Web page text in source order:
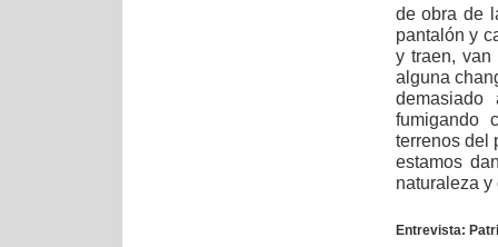
de obra de
pantalón y
y traen, van
alguna
fumigando
terrenos del
estamos
naturaleza
Entrevista: